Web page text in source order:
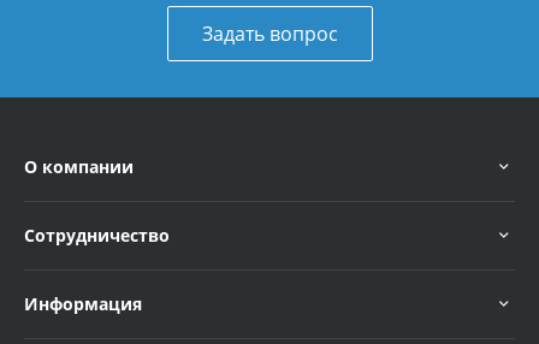
Задать вопрос
О компании
Сотрудничество
Информация